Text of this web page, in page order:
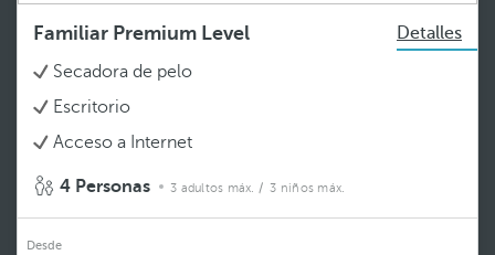
Familiar Premium Level
Detalles
Secadora de pelo
Escritorio
Acceso a Internet
4 Personas 3 adultos máx. / 3 niños máx.
Desde